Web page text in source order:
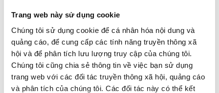
Trang web này sử dụng cookie
Chúng tôi sử dụng cookie để cá nhân hóa nội dung và
quảng cáo, để cung cấp các tính năng truyền thông xã
hội và để phân tích lưu lượng truy cập của chúng tôi.
Chúng tôi cũng chia sẻ thông tin về việc bạn sử dụng
trang web với các đối tác truyền thông xã hội, quảng cáo
và phân tích của chúng tôi. Các đối tác này có thể kết